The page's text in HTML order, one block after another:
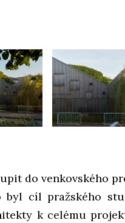
do venkovského
cíl pražského
k celému